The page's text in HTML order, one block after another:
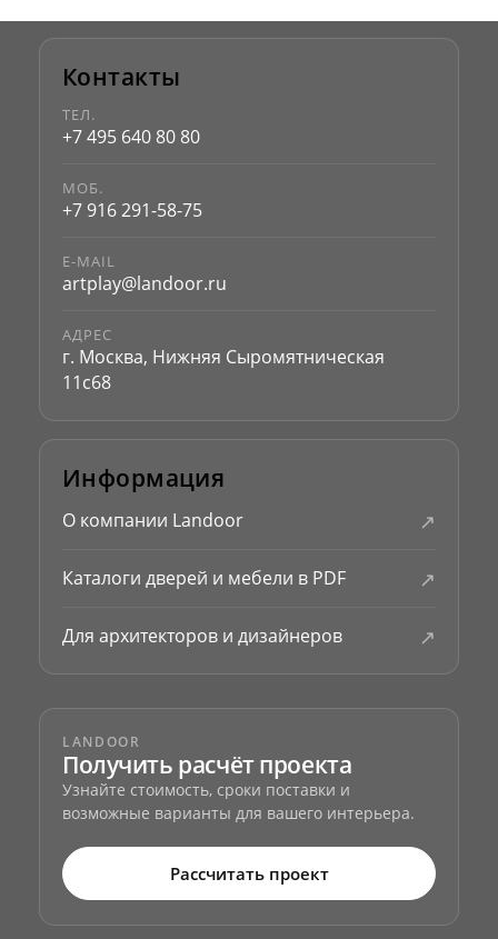
Контакты
ТЕЛ.
+7 495 640 80 80
МОБ.
+7 916 291-58-75
E-MAIL
artplay@landoor.ru
АДРЕС
г. Москва, Нижняя Сыромятническая
11с68
Информация
О компании Landoor ↗
Каталоги дверей и мебели в PDF ↗
Для архитекторов и дизайнеров ↗
LANDOOR
Получить расчёт проекта
Узнайте стоимость, сроки поставки и
возможные варианты для вашего интерьера.
Рассчитать проект